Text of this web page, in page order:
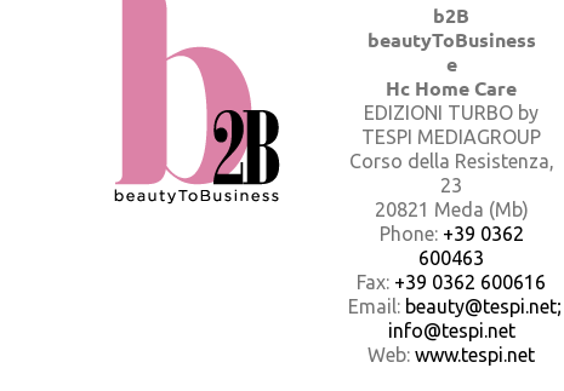
b2B
beautyToBusiness
e
Hc Home Care
EDIZIONI TURBO by
TESPI MEDIAGROUP
Corso della Resistenza,
23
20821 Meda (Mb)
Phone: +39 0362
600463
Fax: +39 0362 600616
Email: beauty@tespi.net;
info@tespi.net
Web: www.tespi.net